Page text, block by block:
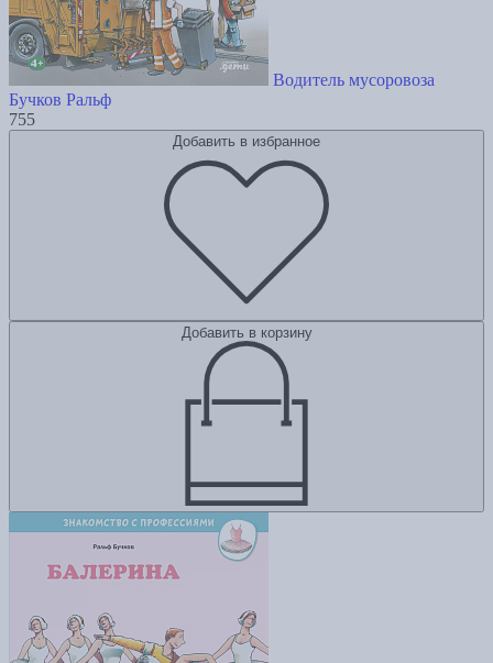
Водитель мусоровоза
Бучков Ральф
755
Добавить в избранное
Добавить в корзину